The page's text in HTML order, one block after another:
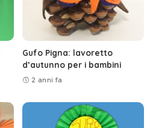
Gufo Pigna: lavoretto
d’autunno per i bambini
2 anni fa